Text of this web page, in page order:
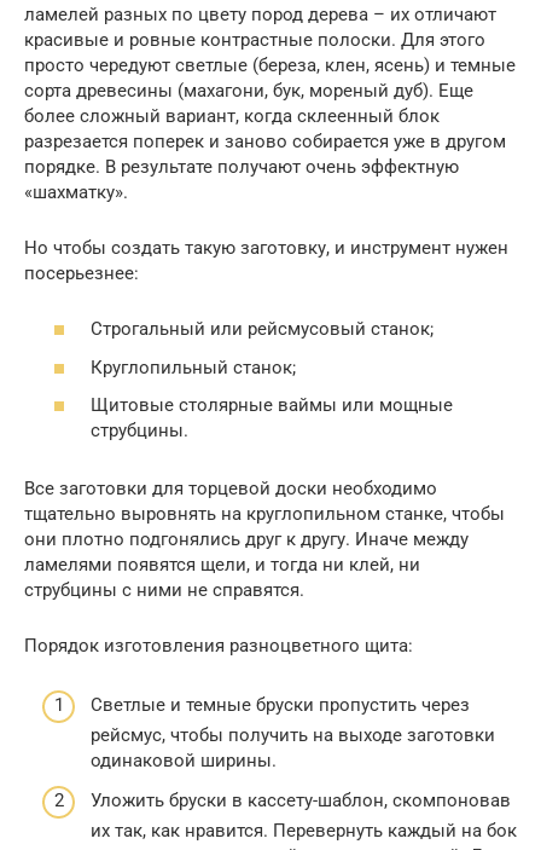
ламелей разных по цвету пород дерева – их отличают
красивые и ровные контрастные полоски. Для этого
просто чередуют светлые (береза, клен, ясень) и темные
сорта древесины (махагони, бук, мореный дуб). Еще
более сложный вариант, когда склеенный блок
разрезается поперек и заново собирается уже в другом
порядке. В результате получают очень эффектную
«шахматку».
Но чтобы создать такую заготовку, и инструмент нужен
посерьезнее:
Строгальный или рейсмусовый станок;
Круглопильный станок;
Щитовые столярные ваймы или мощные
струбцины.
Все заготовки для торцевой доски необходимо
тщательно выровнять на круглопильном станке, чтобы
они плотно подгонялись друг к другу. Иначе между
ламелями появятся щели, и тогда ни клей, ни
струбцины с ними не справятся.
Порядок изготовления разноцветного щита:
Светлые и темные бруски пропустить через
рейсмус, чтобы получить на выходе заготовки
одинаковой ширины.
Уложить бруски в кассету-шаблон, скомпоновав
их так, как нравится. Перевернуть каждый на бок